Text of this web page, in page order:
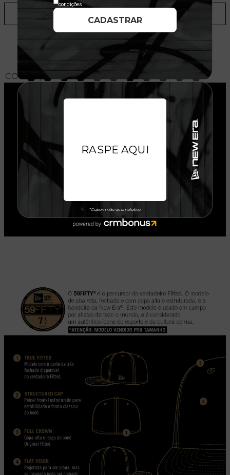
ADICIONAR A LISTA DE DESEJOS
CONHEÇA O MODELO DO BONÉ